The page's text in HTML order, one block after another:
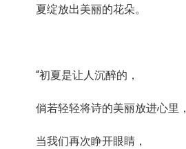
夏绽放出美丽的花朵。
“初夏是让人沉醉的，
倘若轻轻将诗的美丽放进心里，
当我们再次睁开眼睛，